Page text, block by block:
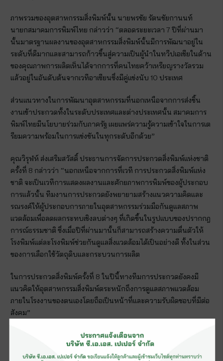
ภาพรวมของอุตสาหกรรมสิ่งพิมพ์นั้น นายพรชัย รัตนชัยกานนท์
นายกสมาคมการพิมพ์ไทย กล่าวว่า “ตลอดระยะเวลา 7 ปีที่ผ่านมา
นั้นมาตรฐานผลงานของอุตสาหกรรมสิ่งพิมพ์นั้นมีการพัฒนาอยู่ใน
ระดับที่ดีมากและสามารถก้าวขึ้นสู่ความเป็นผู้นำในทวีปเอเชียในด้าน
ของคุณภาพการผลิตเห็นได้จากการที่คนไทยคว้าเหรียญรางวัลรวม
แล้วอยู่ในอันดับต้นจากเวทีอาเซียนซึ่งมีคู่แข่งนับ 10 ประเทศ
ส่วนแนวทางในการพัฒนาอุตสาหกรรมที่นอกเหนือจากการส่งชิ้น
งานเข้าประกวดทั้งในระดับประเทศและต่างประเทศนั้น สมาคมการ
พิมพ์ไทยมีนโยบายร่วมกับภาครัฐ เผยแพร่ความรู้ความเข้าใจในการเต
รียมความพร้อมในการแข่งขันในทุกระดับอีกด้วย”
คุณวิรุฬห์ ส่งเสริมสวัสดิ์ ประธานการจัดการประกวดสิ่งพิมพ์แห่งชาติ
ครั้งที่ 8 กล่าวว่า “นอกเหนือจากการที่เวที การประกวดสิ่งพิมพ์แห่ง
ชาติ จะเป็นเวทีการแสดงผลงานและศักยภาพการพิมพ์ของผู้ประกอบ
การแล้วนั้น ทีมงานการประกวดยังพยายามสร้างแนวความคิดและ
รณรงค์ให้ผู้ประกอบการภายในอุตสาหกรรมร่วมมือกันดูแลสภาพ
แวดล้อมเพื่อลดผลกระทบเชิงลบต่างๆ ที่เกิดขึ้นในรูปแบบของปรากกฎ
การณ์ธรรมชาติ ซึ่งเมื่อปีที่ผ่านมานั้นก็สามารถสร้างความตื่นตัวให้
โรงพิมพ์แต่ละโรงพิมพ์ช่วยกันดูแลสิ่งแวดล้อมได้เป็นอย่างดี ทั้งในส่วน
ของการเลือกใช้วัตถุดิบและกระบวนการผลิต
ในการประกวดสิ่งพิมพ์ครั้งที่ 8 ในปีนี้ทางทีมการประกวดยังคงมี
แนวคิดให้อุตสาหกรรมสิ่งพิมพ์ตระหนักถึงการดูแลสภาพแวดล้อม
ภายในโรงงานของตนเองโดยถือเป็นหน้าที่และความรับผิดชอบที่มีต่อ
สังคม”
และสำหรับการประกวดในปีนี้ คณะกรรมการการจัดงานได้แบ่ง
ประเภทของการประกวดเป็น 3 ประเภทใหญ่ๆคือ งานพิมพ์ในระบบ
ออฟเซ็ท, งานพิมพ์ในระบบดิจิตอล, และงานพิมพ์ที่เป็นลักษณะพิเศษ